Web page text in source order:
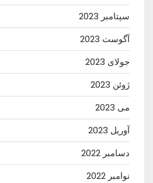
سپتامبر 2023
آگوست 2023
جولای 2023
ژوئن 2023
می 2023
آوریل 2023
دسامبر 2022
نوامبر 2022